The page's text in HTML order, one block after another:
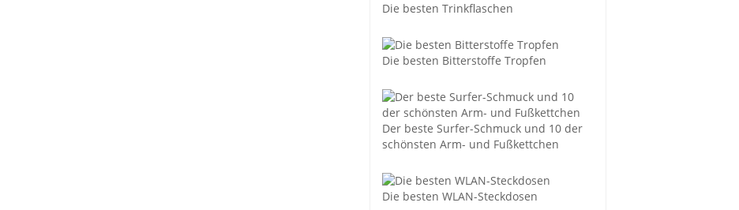
Die besten Trinkflaschen
Die besten Bitterstoffe Tropfen
Der beste Surfer-Schmuck und 10 der
schönsten Arm- und Fußkettchen
Die besten WLAN-Steckdosen